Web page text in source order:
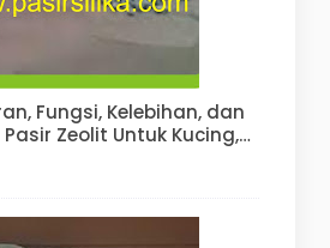
Fungsi, Kelebihan, dan
Zeolit Untuk Kucing,